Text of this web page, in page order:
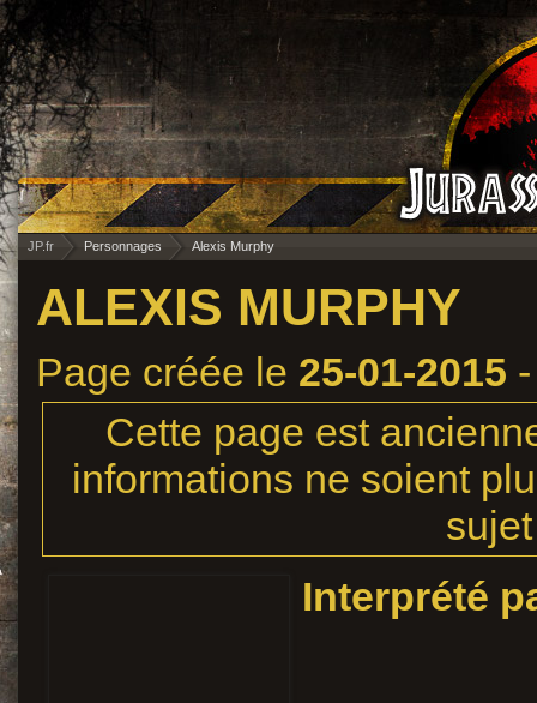
JP.fr Personnages Alexis Murphy
ALEXIS MURPHY
Page créée le 25-01-2015
Cette page est
informations ne soient
Interprété